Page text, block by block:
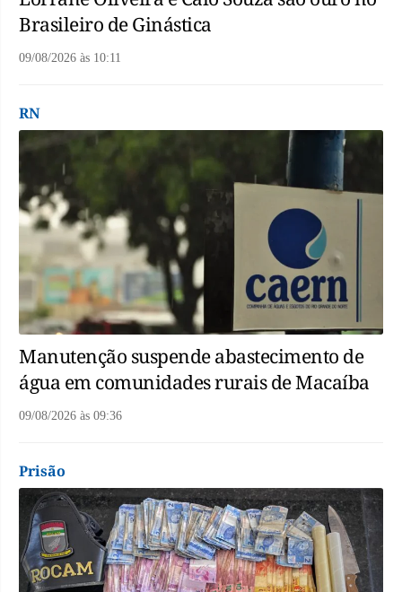
Brasileiro de Ginástica
09/08/2026 às 10:11
RN
Manutenção suspende abastecimento de
água em comunidades rurais de Macaíba
09/08/2026 às 09:36
Prisão